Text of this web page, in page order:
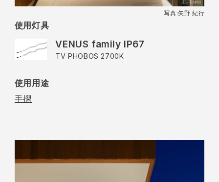
写真:矢野 紀行
使用灯具
VENUS family IP67
TV PHOBOS 2700K
使用用途
手摺